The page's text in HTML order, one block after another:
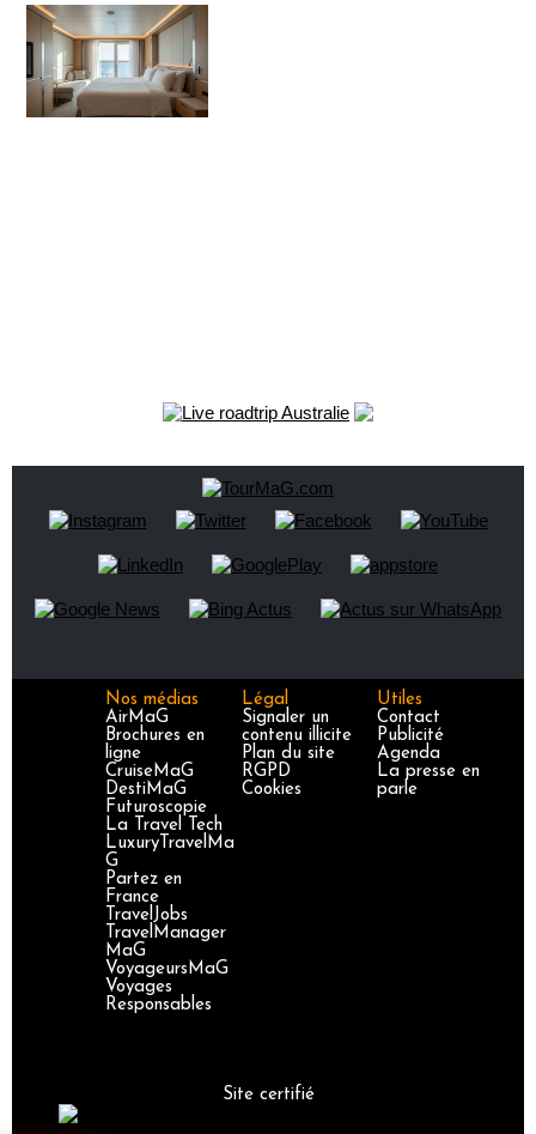
Nos médias
AirMaG
Brochures en
ligne
CruiseMaG
DestiMaG
Futuroscopie
La Travel Tech
LuxuryTravelMa
G
Partez en
France
TravelJobs
TravelManager
MaG
VoyageursMaG
Voyages
Responsables
Légal
Signaler un
contenu illicite
Plan du site
RGPD
Cookies
Utiles
Contact
Publicité
Agenda
La presse en
parle
Site certifié